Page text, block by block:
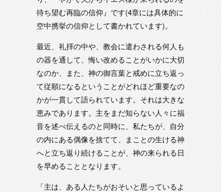
待ち望む再臨の信仰』です(4章には具体的に
空中携挙の信仰として書かれています)。
最近、礼拝の中や、教会に遣わされる何人も
の器を通して、悔い改めることがいかに大切
なのか、また、神の御言葉と戒めに立ち返っ
て従順になるということがどれほど重要なの
かが一貫して語られています。それは大きな
恵みであります。主をまだ知らない人々に福
音を述べ伝えるのと同時に、私たちが、自分
の内にある偶像を捨てて、まことの生ける神
へと立ち返り続けることが、神の来られる日
を早めることとなります。
「主は、ある人たちがおそいと思っているよ